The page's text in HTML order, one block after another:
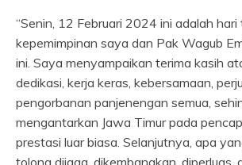
“Senin, 12 Februari 2024 ini adalah hari
kepemimpinan saya dan Pak Wagub
ini. Saya menyampaikan terima kasih
dedikasi, kerja keras, kebersamaan,
pengorbanan panjenengan semua,
mengantarkan Jawa Timur pada
prestasi luar biasa. Selanjutnya, apa